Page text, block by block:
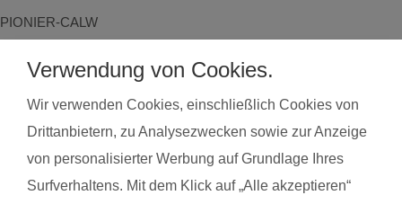
PIONIER-CALW
Kurse finden in der Umgebung von Calw
Land* Postleitzahl*
Verwendung von Cookies.
Wir verwenden Cookies, einschließlich Cookies von
Drittanbietern, zu Analysezwecken sowie zur Anzeige
von personalisierter Werbung auf Grundlage Ihres
Surfverhaltens. Mit dem Klick auf „Alle akzeptieren“